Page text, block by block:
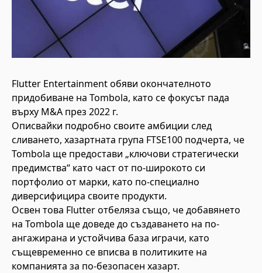
Flutter Entertainment обяви окончателното
придобиване на Tombola, като се фокусът пада
върху M&A през 2022 г.
Описвайки подробно своите амбиции след
сливането, хазартната група FTSE100 подчерта, че
Tombola ще предостави „ключови стратегически
предимства“ като част от по-широкото си
портфолио от марки, като по-специално
диверсифицира своите продукти.
Освен това Flutter отбеляза също, че добавянето
на Tombola ще доведе до създаването на по-
ангажирана и устойчива база играчи, като
същевременно се вписва в политиките на
компанията за по-безопасен хазарт.